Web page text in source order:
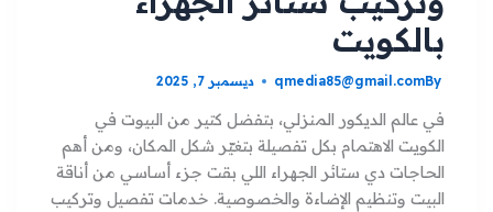
بالكويت
By
qmedia85@gmail.com ديسمبر 7, 2025
في عالم الديكور المنزلي، بتفضل كتير من البيوت في
الكويت الاهتمام بكل تفصيلة بتغيّر شكل المكان، ومن أهم
الحاجات دي ستائر الجهراء اللي بقت جزء أساسي من أناقة
البيت وتنظيم الإضاءة والخصوصية. خدمات تفصيل وتركيب